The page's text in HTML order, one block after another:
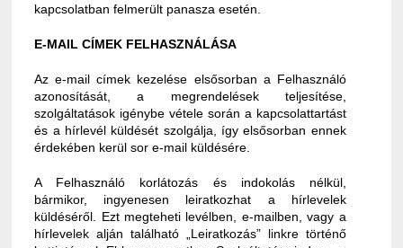
kapcsolatban felmerült panasza esetén.
E-MAIL CÍMEK FELHASZNÁLÁSA
Az e-mail címek kezelése elsősorban a Felhasználó
azonosítását, a megrendelések teljesítése,
szolgáltatások igénybe vétele során a kapcsolattartást
és a hírlevél küldését szolgálja, így elsősorban ennek
érdekében kerül sor e-mail küldésére.
A Felhasználó korlátozás és indokolás nélkül,
bármikor, ingyenesen leiratkozhat a hírlevelek
küldéséről. Ezt megteheti levélben, e-mailben, vagy a
hírlevelek alján található „Leiratkozás” linkre történő